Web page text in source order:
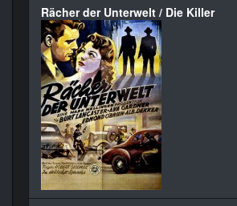
Rächer der Unterwelt / Die Killer